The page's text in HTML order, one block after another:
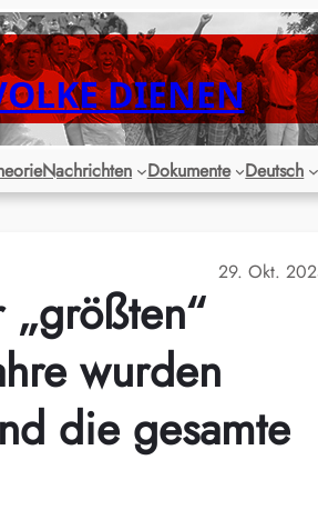
DIENEN
Nachrichten Dokumente Deutsch
29. Okt.
wurden
die gesamte